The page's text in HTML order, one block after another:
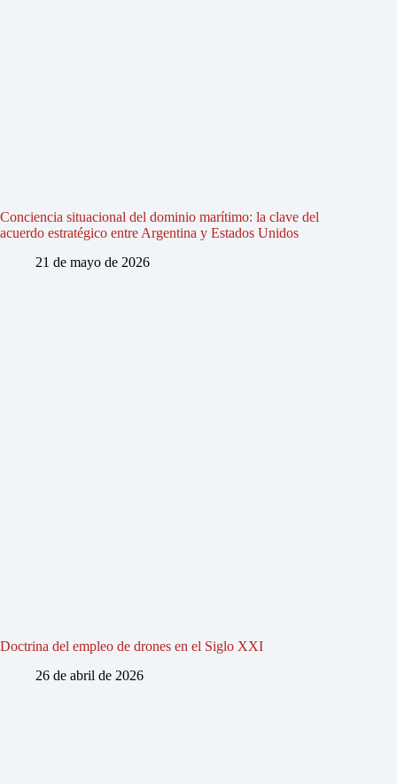
Conciencia situacional del dominio marítimo: la clave del
acuerdo estratégico entre Argentina y Estados Unidos
21 de mayo de 2026
Doctrina del empleo de drones en el Siglo XXI
26 de abril de 2026